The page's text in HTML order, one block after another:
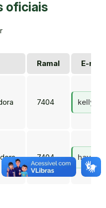
oficiais
Ramal E-mail
7404
7404